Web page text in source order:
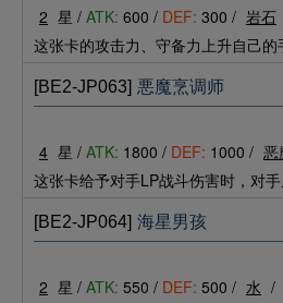
2 星 / ATK: 600 / DEF: 300 / 岩石
这张卡的攻击力、守备力上升自己的
[BE2-JP063] 悪魔烹调师
4 星 / ATK: 1800 / DEF: 1000 / 恶
这张卡给予对手LP战斗伤害时，对手
[BE2-JP064] 海星男孩
2 星 / ATK: 550 / DEF: 500 / 水 /